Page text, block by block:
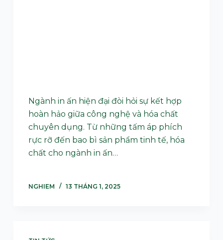
Ngành in ấn hiện đại đòi hỏi sự kết hợp
hoàn hảo giữa công nghệ và hóa chất
chuyên dụng. Từ những tấm áp phích
rực rỡ đến bao bì sản phẩm tinh tế, hóa
chất cho ngành in ấn…
NGHIEM 13 THÁNG 1, 2025